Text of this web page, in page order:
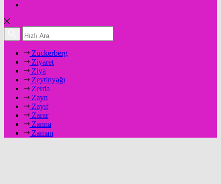
Zuckerberg
Ziyaret
Ziya
Zeytinyağı
Zerda
Zayn
Zayıf
Zarar
Zanna
Zaman